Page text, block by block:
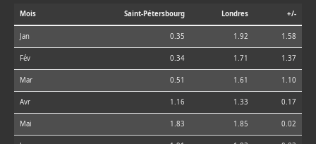
Mois Saint-Pétersbourg Londres +/-
Jan 0.35 1.92 1.58
Fév 0.34 1.71 1.37
Mar 0.51 1.61 1.10
Avr 1.16 1.33 0.17
Mai 1.83 1.85 0.02